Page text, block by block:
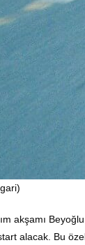
akşamı
alacak. Bu